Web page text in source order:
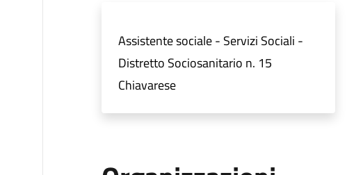
Assistente sociale - Servizi Sociali -
Distretto Sociosanitario n. 15
Chiavarese